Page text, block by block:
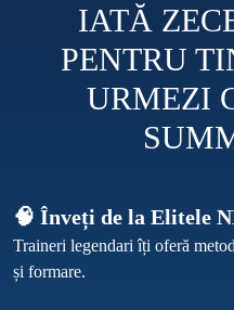
IATĂ
PENTRU
URMEZI
🧠 Înveți de la Elitele
Traineri legendari îți oferă